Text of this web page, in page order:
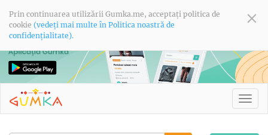
Prin continuarea utilizării Gumka.me, acceptați politica de
cookie (vedeți mai multe în Politica noastră de
confidențialitate).